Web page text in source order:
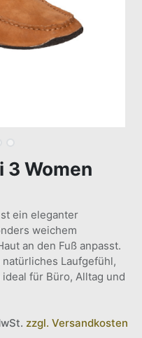
3 Women
ein eleganter
weichem
an den Fuß anpasst.
Laufgefühl,
für Büro, Alltag und
zzgl. Versandkosten